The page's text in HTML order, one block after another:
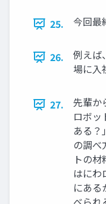
25. 今回最
26.
例えば
場に入
27.
先輩か
ロボッ
ある？
の調べ
トの
はにわ
にある